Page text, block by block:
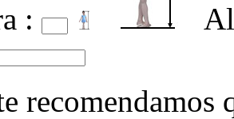
:
recomendamos